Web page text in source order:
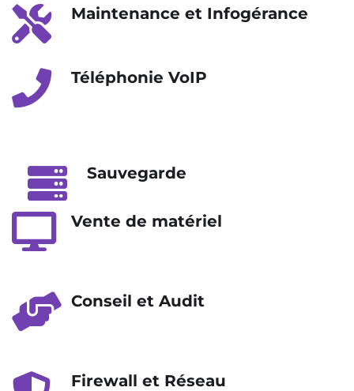
Maintenance et Infogérance
Téléphonie VoIP
Sauvegarde
Vente de matériel
Conseil et Audit
Firewall et Réseau